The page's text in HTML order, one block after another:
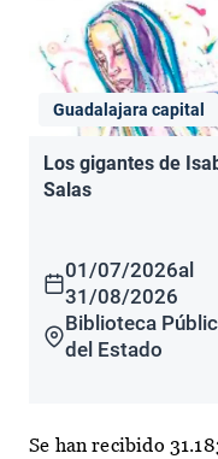
Guadalajara capital
Los gigantes de
Salas
01/07/2026al
31/08/2026
Biblioteca
del Estado
Se han recibido